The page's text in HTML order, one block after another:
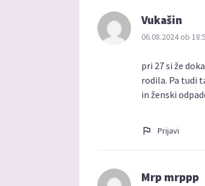
Vukašin
06.08.2024 ob
pri 27 si že
rodila. Pa tudi
in ženski
Prijavi
Mrp mrppp